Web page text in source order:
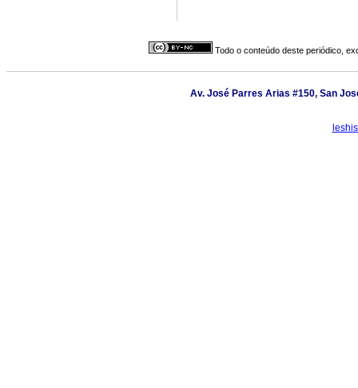
Todo o conteúdo deste periódico,
Av. José Parres Arias #150, San